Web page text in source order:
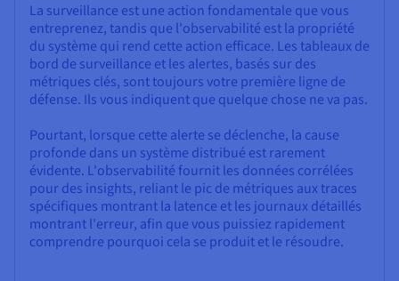
La surveillance est une action fondamentale que vous
entreprenez, tandis que l'observabilité est la propriété
du système qui rend cette action efficace. Les tableaux de
bord de surveillance et les alertes, basés sur des
métriques clés, sont toujours votre première ligne de
défense. Ils vous indiquent que quelque chose ne va pas.
Pourtant, lorsque cette alerte se déclenche, la cause
profonde dans un système distribué est rarement
évidente. L'observabilité fournit les données corrélées
pour des insights, reliant le pic de métriques aux traces
spécifiques montrant la latence et les journaux détaillés
montrant l'erreur, afin que vous puissiez rapidement
comprendre pourquoi cela se produit et le résoudre.